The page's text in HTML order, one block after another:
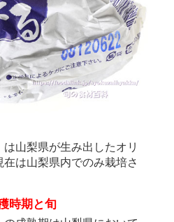
山梨県が生み出したオリ
は山梨県内でのみ栽培さ
時期と旬